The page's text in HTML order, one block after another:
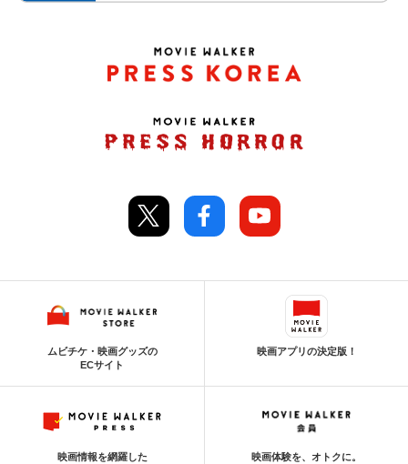
ムビチケ・映画グッズの
ECサイト
映画アプリの決定版！
映画情報を網羅した 映画体験を、オトクに。